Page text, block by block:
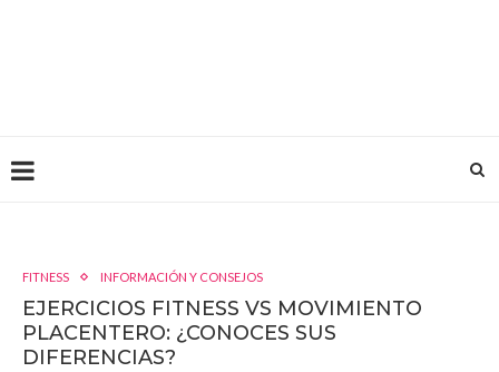
FITNESS INFORMACIÓN Y CONSEJOS
EJERCICIOS FITNESS VS MOVIMIENTO
PLACENTERO: ¿CONOCES SUS
DIFERENCIAS?